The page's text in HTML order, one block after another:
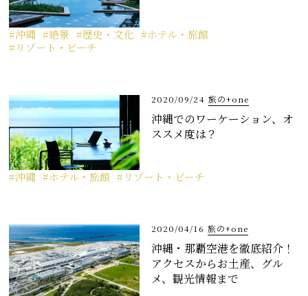
沖縄 絶景 歴史・文化
ホテル・旅館
リゾート・ビーチ
2020/09/24 旅の+one
沖縄でのワーケーション、オ
ススメ度は？
沖縄 ホテル・旅館 リゾート・ビーチ
2020/04/16 旅の+one
沖縄・那覇空港を徹底紹介！
アクセスからお土産、グル
メ、観光情報まで